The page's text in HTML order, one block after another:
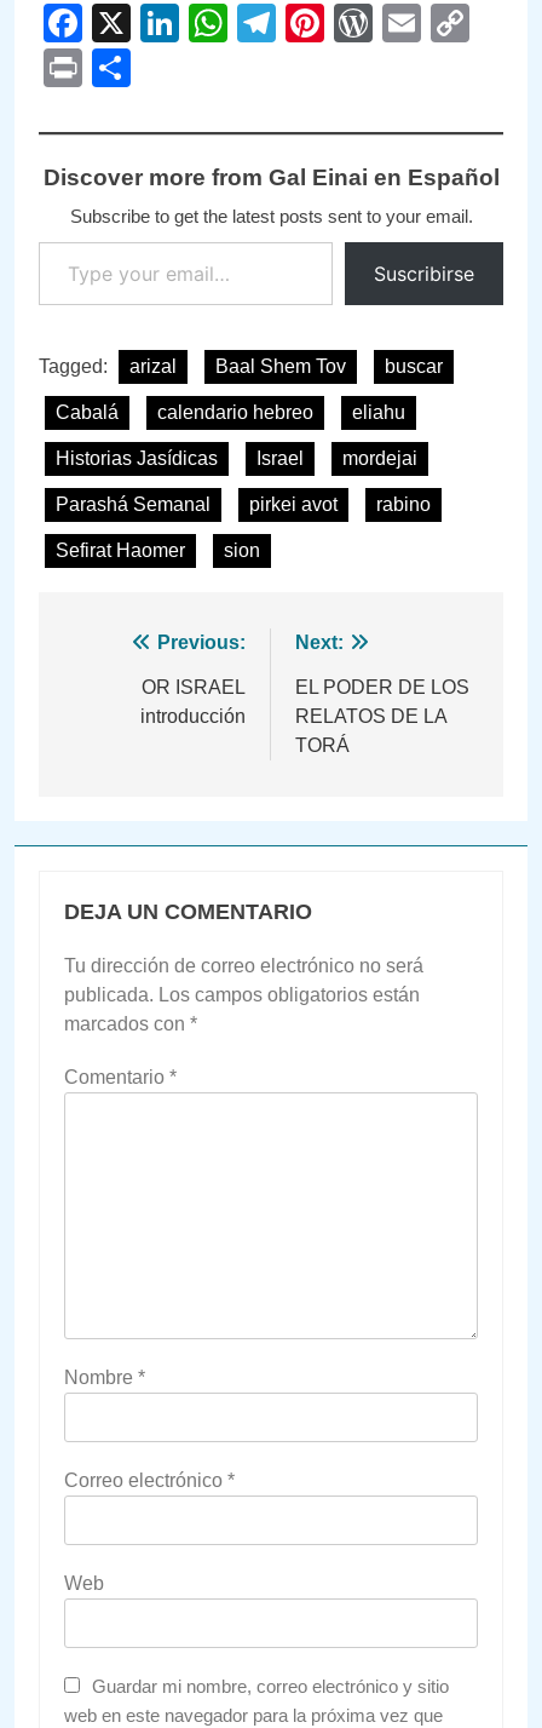
Facebook
X LinkedIn
WhatsApp
Telegram
PinterestEmail
Print
Discover more from Gal Einai en Español
Subscribe to get the latest posts sent to your email.
Type your email…
Suscribirse
Tagged: arizal Baal Shem Tov buscar
Cabalá calendario hebreo eliahu
Historias Jasídicas Israel mordejai
Parashá Semanal pirkei avot rabino
Sefirat Haomer sion
Navegación
Previous:
OR ISRAEL
introducción
Next:
EL PODER DE LOS
RELATOS DE LA
TORÁ
DEJA UN COMENTARIO
Tu dirección de correo electrónico no será
publicada. Los campos obligatorios están
marcados con *
Comentario *
Nombre *
Correo electrónico *
Web
Guardar mi nombre, correo electrónico y sitio
web en este navegador para la próxima vez que